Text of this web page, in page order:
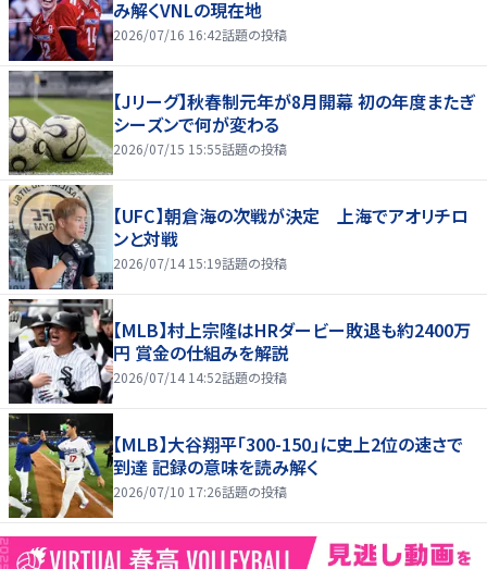
み解くVNLの現在地
2026/07/16 16:42話題の投稿
【Jリーグ】秋春制元年が8月開幕 初の年度またぎ
シーズンで何が変わる
2026/07/15 15:55話題の投稿
【UFC】朝倉海の次戦が決定 上海でアオリチロ
ンと対戦
2026/07/14 15:19話題の投稿
【MLB】村上宗隆はHRダービー敗退も約2400万
円 賞金の仕組みを解説
2026/07/14 14:52話題の投稿
【MLB】大谷翔平「300-150」に史上2位の速さで
到達 記録の意味を読み解く
2026/07/10 17:26話題の投稿